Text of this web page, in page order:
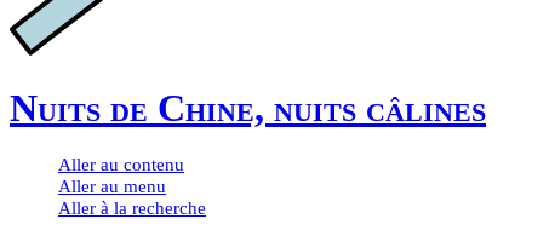
Nuits de Chine, nuits câlines
Aller au contenu
Aller au menu
Aller à la recherche